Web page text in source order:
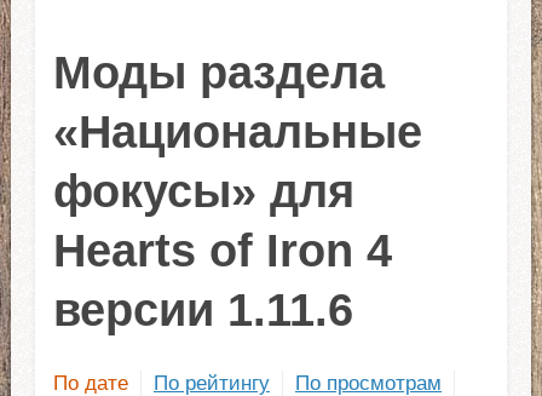
Моды раздела
«Национальные
фокусы» для
Hearts of Iron 4
версии 1.11.6
По дате По рейтингу
По просмотрам